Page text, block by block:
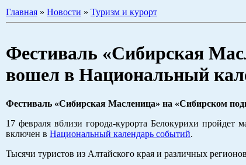
Главная » Новости » Туризм и курорт
Фестиваль «Сибирская
вошел в Национальный
Фестиваль «Сибирская Масленица» на «Сибирском
17 февраля вблизи города-курорта Белокурихи
включен в Национальный календарь событий.
Тысячи туристов из Алтайского края и различных